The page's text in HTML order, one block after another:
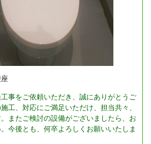
事をご依頼いただき、誠にありがとうご
工、対応にご満足いただけ、担当共々、
またご検討の設備がございましたら、お
今後とも、何卒よろしくお願いいたしま